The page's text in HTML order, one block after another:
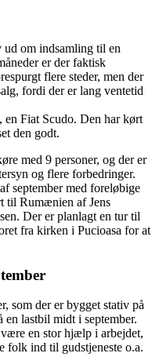
ud om indsamling til en
er der faktisk
flere steder, men der
fordi der er lang ventetid
en Fiat Scudo. Den har kørt
den godt.
med 9 personer, og der er
og flere forbedringer.
september med foreløbige
til Rumænien af Jens
Der er planlagt en tur til
fra kirken i Pucioasa for at
som der er bygget stativ på
en lastbil midt i september.
en stor hjælp i arbejdet,
folk ind til gudstjeneste o.a.